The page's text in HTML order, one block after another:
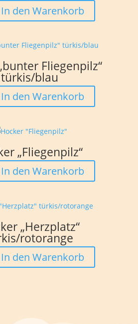
In den Warenkorb
Fliegenpilz“
türkis/blau
In den Warenkorb
„Fliegenpilz“
In den Warenkorb
„Herzplatz“
rotorange
In den Warenkorb